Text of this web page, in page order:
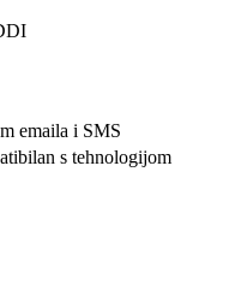
emaila i SMS
s tehnologijom